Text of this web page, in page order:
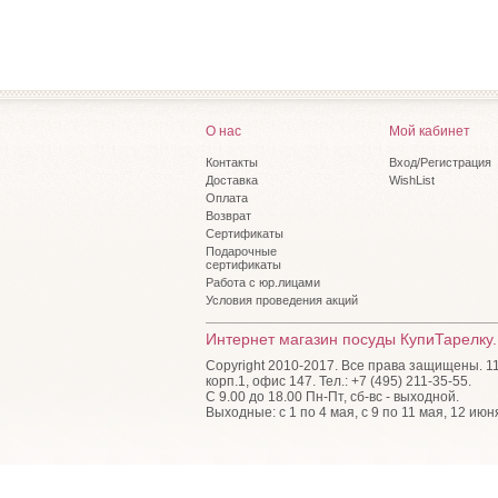
О нас
Контакты
Доставка
Оплата
Возврат
Сертификаты
Подарочные
сертификаты
Работа с юр.лицами
Условия проведения акций
Мой кабинет
Вход/Регистрация
WishList
Интернет магазин посуды
Copyright 2010-2017. Все права защищены.
корп.1, офис 147. Тел.: +7 (495) 211-35-55.
С 9.00 до 18.00 Пн-Пт, сб-вс - выходной.
Выходные: с 1 по 4 мая, с 9 по 11 мая, 12